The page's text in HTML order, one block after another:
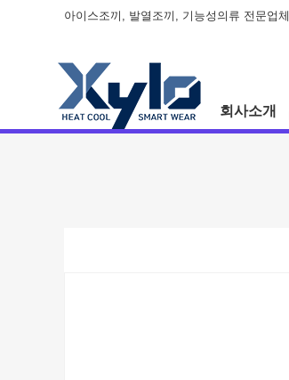
아이스조끼, 발열조끼, 기능성의류 전문업체
회사소개